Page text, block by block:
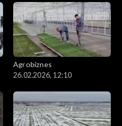
Agrobiznes
26.02.2026, 12:10